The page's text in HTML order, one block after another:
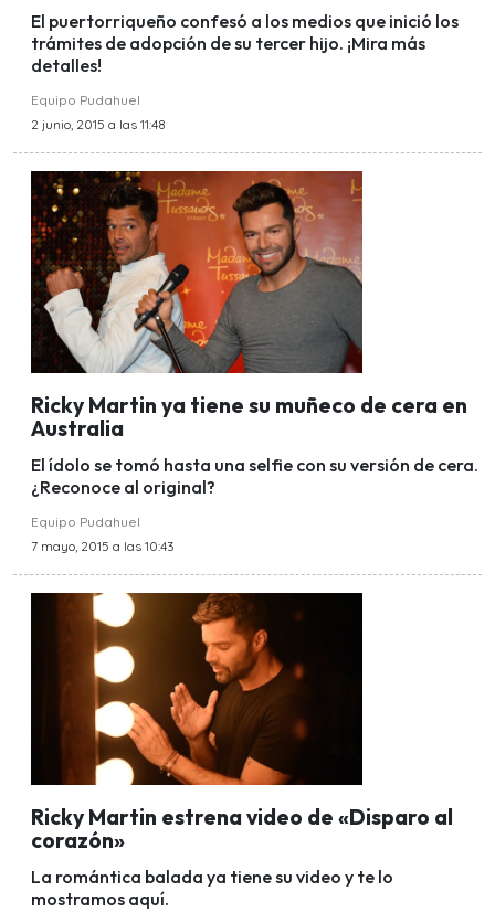
El puertorriqueño confesó a los medios que inició los
trámites de adopción de su tercer hijo. ¡Mira más
detalles!
Equipo Pudahuel
2 junio, 2015 a las 11:48
Ricky Martin ya tiene su muñeco de cera en
Australia
El ídolo se tomó hasta una selfie con su versión de cera.
¿Reconoce al original?
Equipo Pudahuel
7 mayo, 2015 a las 10:43
Ricky Martin estrena video de «Disparo al
corazón»
La romántica balada ya tiene su video y te lo
mostramos aquí.